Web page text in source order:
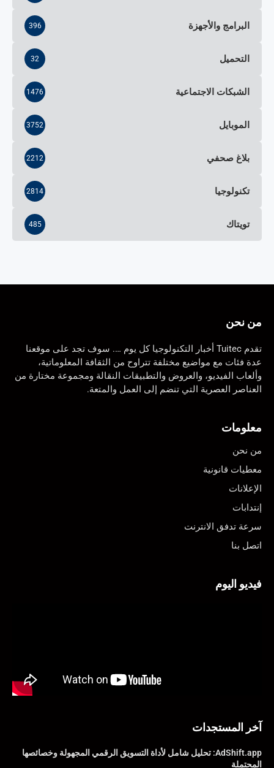
البرامج والأجهزة 396
التحميل 32
الشبكات الاجتماعية 1476
الموبايل 3752
بلاغ صحفي 2212
تكنولوجيا 2814
تويتاك 485
من نحن
تقدم Tuitec أخبار التكنولوجيا كل يوم …. سوف تجد على موقعنا
عدة فئات مع مواضيع مختلفة تتراوح من الثقافة المعلوماتية،
وألعاب الفيديو، والعروض والتطبيقات النقالة ومجموعة مختارة من
العناصر العصرية التي تنضم إلى العمل والمتعة.
معلومات
من نحن
معطيات قانونية
الإعلانات
إنتدابات
سرعة تدفق الانترنت
اتصل بنا
فيديو اليوم
آخر المستجدات
AdShift.app: تحليل شامل لأداة التسويق الرقمي المجهولة وخصائصها
المحتملة